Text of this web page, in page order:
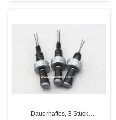
Dauerhaftes, 3 Stück